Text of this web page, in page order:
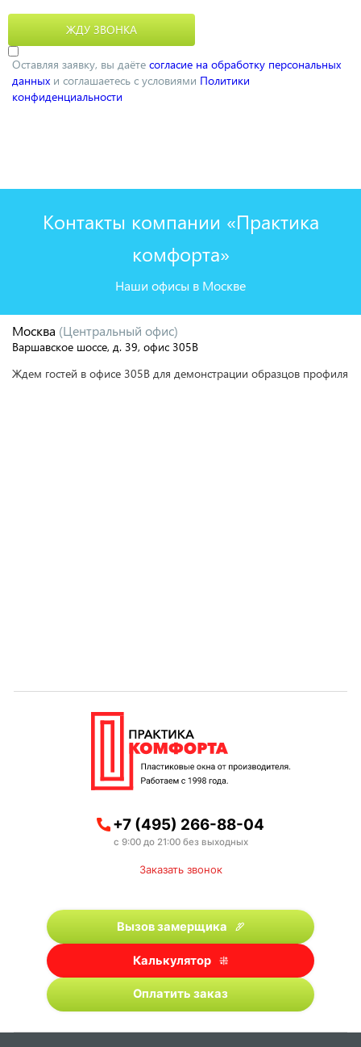
Оставляя заявку, вы даёте согласие на обработку персональных
данных и соглашаетесь с условиями Политики
конфиденциальности
Контакты компании «Практика
комфорта»
Наши офисы в Москве
Москва (Центральный офис)
Варшавское шоссе, д. 39, офис 305В
Ждем гостей в офисе 305В для демонстрации образцов профиля
+7 (495) 266-88-04
с 9:00 до 21:00 без выходных
Заказать звонок
Вызов замерщика
Калькулятор
Оплатить заказ